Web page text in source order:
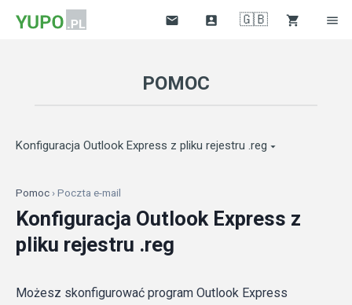
  🇬🇧  
POMOC
Konfiguracja Outlook Express z pliku rejestru .reg 
Pomoc › Poczta e-mail
Konfiguracja Outlook Express z
pliku rejestru .reg
Możesz skonfigurować program Outlook Express